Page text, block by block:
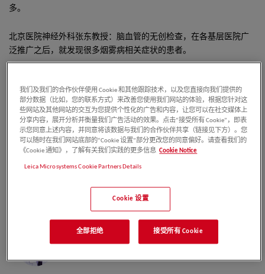
多。
北京医院神经外科张东教授：脑血管的无创检查，在各基层医院广
泛推广之后，就发现很多烟雾病相关症状的患者。
系，在河南、山东、江西等区域，烟雾病的发病率要远远高于现有
的流行病学资料。
作者介绍
我们及我们的合作伙伴使用 Cookie 和其他跟踪技术，以及您直接向我们提供的
部分数据（比如，您的联系方式）来改善您使用我们网站的体验，根据您针对这
些网站及其他网站的交互为您提供个性化的广告和内容，让您可以在社交媒体上
分享内容，展开分析并衡量我们广告活动的效果。点击“接受所有 Cookie”，即表
示您同意上述内容，并同意将该数据与我们的合作伙伴共享（链接见下方）。您
可以随时在我们网站底部的“Cookie 设置”部分更改您的同意偏好。请查看我们的
《Cookie 通知》，了解有关我们实践的更多信息 Cookie Notice
Leica Microsystems Cookie Partners Details
Cookie 设置
全部拒绝 接受所有 Cookie